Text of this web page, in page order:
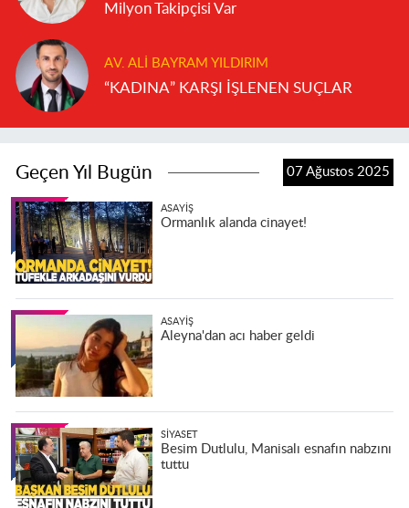
Milyon Takipçisi Var
AV. ALI BAYRAM YILDIRIM
“KADINA” KARŞI İŞLENEN SUÇLAR
Geçen Yıl Bugün 07 Ağustos 2025
ASAYIŞ
Ormanlık alanda cinayet!
ASAYIŞ
Aleyna'dan acı haber geldi
SIYASET
Besim Dutlulu, Manisalı esnafın nabzını
tuttu